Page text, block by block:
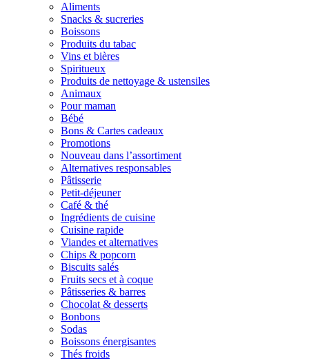
Aliments
Snacks & sucreries
Boissons
Produits du tabac
Vins et bières
Spiritueux
Produits de nettoyage & ustensiles
Animaux
Pour maman
Bébé
Bons & Cartes cadeaux
Promotions
Nouveau dans l’assortiment
Alternatives responsables
Pâtisserie
Petit-déjeuner
Café & thé
Ingrédients de cuisine
Cuisine rapide
Viandes et alternatives
Chips & popcorn
Biscuits salés
Fruits secs et à coque
Pâtisseries & barres
Chocolat & desserts
Bonbons
Sodas
Boissons énergisantes
Thés froids